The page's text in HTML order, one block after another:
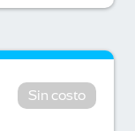
Sin costo